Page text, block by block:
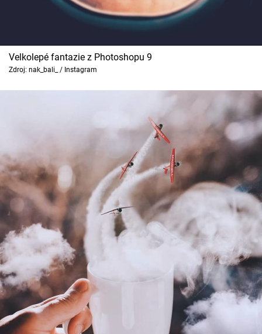
Velkolepé fantazie z Photoshopu 9
Zdroj: nak_bali_ / Instagram